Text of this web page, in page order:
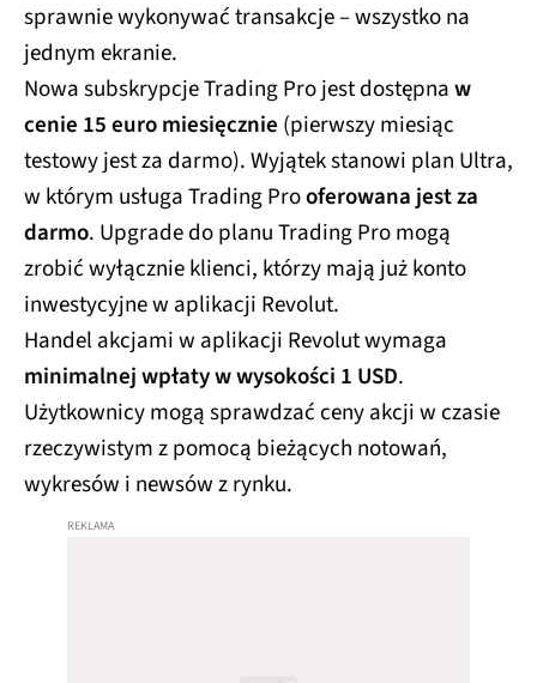
sprawnie wykonywać transakcje – wszystko na
jednym ekranie.
Nowa subskrypcje Trading Pro jest dostępnaw
cenie 15 euro miesięcznie (pierwszy miesiąc
testowy jest za darmo). Wyjątek stanowi plan Ultra,
w którym usługa Trading Prooferowana jest za
darmo. Upgrade do planu Trading Pro mogą
zrobić wyłącznie klienci, którzy mają już konto
inwestycyjne w aplikacji Revolut.
Handel akcjami w aplikacji Revolut wymaga
minimalnej wpłaty w wysokości 1 USD.
Użytkownicy mogą sprawdzać ceny akcji w czasie
rzeczywistym z pomocą bieżących notowań,
wykresów i newsów z rynku.